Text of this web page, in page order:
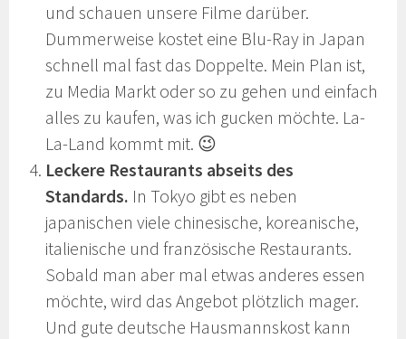
und schauen unsere Filme darüber.
Dummerweise kostet eine Blu-Ray in Japan
schnell mal fast das Doppelte. Mein Plan ist,
zu Media Markt oder so zu gehen und einfach
alles zu kaufen, was ich gucken möchte. La-
La-Land kommt mit. 😉
Leckere Restaurants abseits des
Standards. In Tokyo gibt es neben
japanischen viele chinesische, koreanische,
italienische und französische Restaurants.
Sobald man aber mal etwas anderes essen
möchte, wird das Angebot plötzlich mager.
Und gute deutsche Hausmannskost kann